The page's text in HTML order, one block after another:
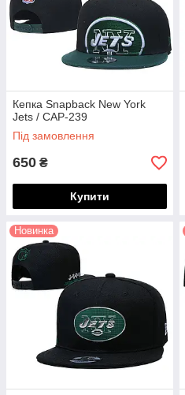
Кепка Snapback New York
Jets / CAP-239
Під замовлення
650 ₴
Купити
Новинка